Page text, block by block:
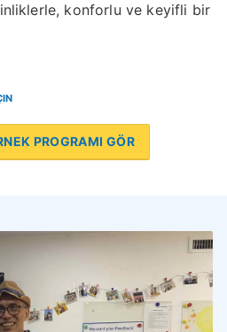
konforlu ve keyifli bir
PROGRAMI GÖR